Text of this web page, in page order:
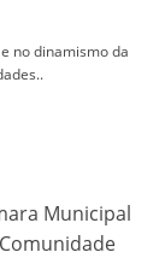
no dinamismo da
Municipal